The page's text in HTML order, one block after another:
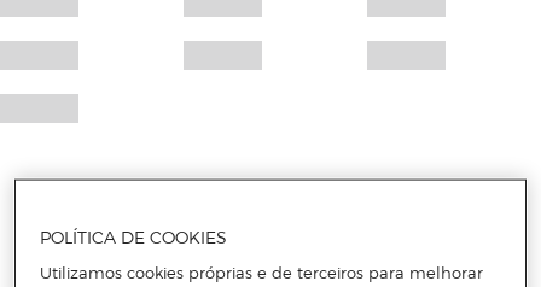
POLÍTICA DE COOKIES
Utilizamos cookies próprias e de terceiros para melhorar